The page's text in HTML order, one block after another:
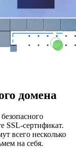
домена
SSL-сертификат.
всего несколько
на себя.